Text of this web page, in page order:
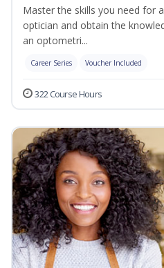
Master the skills you need for
optician and obtain the
an optometri...
Career Series Voucher Included
322 Course Hours